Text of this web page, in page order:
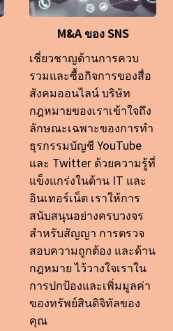
M&A ของ SNS
เชี่ยวชาญด้านการควบ
รวมและซื้อกิจการของสื่อ
สังคมออนไลน์ บริษัท
กฎหมายของเราเข้าใจถึง
ลักษณะเฉพาะของการทำ
ธุรกรรมบัญชี YouTube
และ Twitter ด้วยความรู้ที่
แข็งแกร่งในด้าน IT และ
อินเทอร์เน็ต เราให้การ
สนับสนุนอย่างครบวงจร
สำหรับสัญญา การตรวจ
สอบความถูกต้อง และด้าน
กฎหมาย ไว้วางใจเราใน
การปกป้องและเพิ่มมูลค่า
ของทรัพย์สินดิจิทัลของ
คุณ